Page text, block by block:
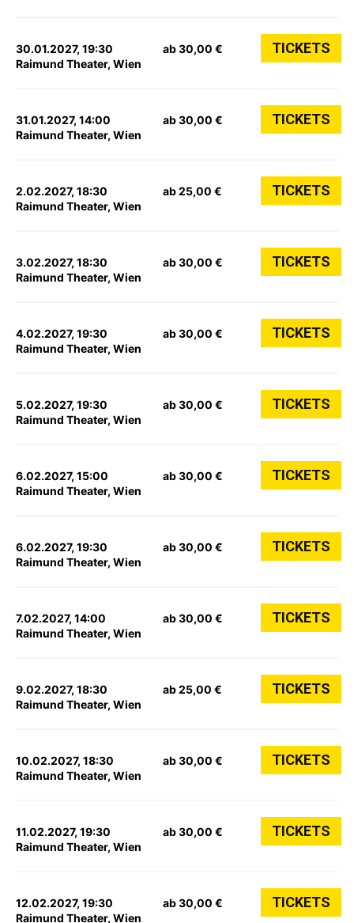
30.01.2027, 19:30
Raimund Theater, Wien
ab 30,00 € TICKETS
31.01.2027, 14:00
Raimund Theater, Wien
ab 30,00 € TICKETS
2.02.2027, 18:30
Raimund Theater, Wien
ab 25,00 € TICKETS
3.02.2027, 18:30
Raimund Theater, Wien
ab 30,00 € TICKETS
4.02.2027, 19:30
Raimund Theater, Wien
ab 30,00 € TICKETS
5.02.2027, 19:30
Raimund Theater, Wien
ab 30,00 € TICKETS
6.02.2027, 15:00
Raimund Theater, Wien
ab 30,00 € TICKETS
6.02.2027, 19:30
Raimund Theater, Wien
ab 30,00 € TICKETS
7.02.2027, 14:00
Raimund Theater, Wien
ab 30,00 € TICKETS
9.02.2027, 18:30
Raimund Theater, Wien
ab 25,00 € TICKETS
10.02.2027, 18:30
Raimund Theater, Wien
ab 30,00 € TICKETS
11.02.2027, 19:30
Raimund Theater, Wien
ab 30,00 € TICKETS
12.02.2027, 19:30
Raimund Theater, Wien
ab 30,00 € TICKETS